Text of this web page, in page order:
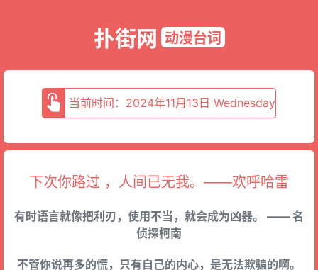
扑街网 动漫台词
当前时间：2024年11月13日 Wednesday
下次你路过 ，人间已无我。——欢呼哈雷
有时语言就像把利刃，使用不当，就会成为凶器。 —— 名
侦探柯南
不管你说再多的慌，只有自己的内心，是无法欺骗的啊。